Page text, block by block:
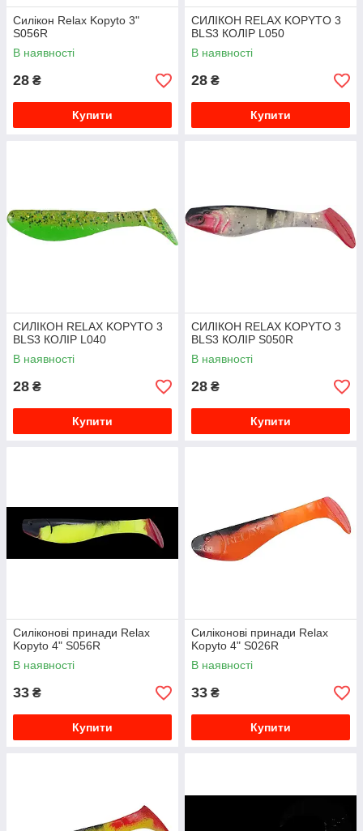
Силікон Relax Kopyto 3"
S056R
В наявності
28 ₴
Купити
СИЛІКОН RELAX KOPYTO 3
BLS3 КОЛІР L050
В наявності
28 ₴
Купити
СИЛІКОН RELAX KOPYTO 3
BLS3 КОЛІР L040
В наявності
28 ₴
Купити
СИЛІКОН RELAX KOPYTO 3
BLS3 КОЛІР S050R
В наявності
28 ₴
Купити
Силіконові принади Relax
Kopyto 4" S056R
В наявності
33 ₴
Купити
Силіконові принади Relax
Kopyto 4" S026R
В наявності
33 ₴
Купити